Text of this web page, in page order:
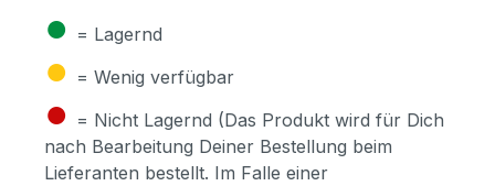
● = Lagernd
● = Wenig verfügbar
● = Nicht Lagernd (Das Produkt wird für Dich
nach Bearbeitung Deiner Bestellung beim
Lieferanten bestellt. Im Falle einer